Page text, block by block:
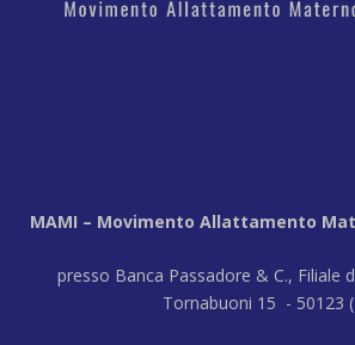
MAMI – Movimento Allattamento
presso Banca Passadore & C., Filiale
Tornabuoni 15 - 50123